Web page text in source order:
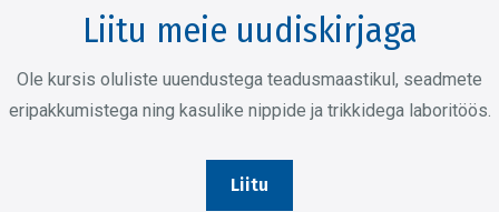
Valikuid
saab
teha
Liitu meie uudiskirjaga
Ole kursis oluliste uuendustega teadusmaastikul, seadmete
eripakkumistega ning kasulike nippide ja trikkidega laboritöös.
Liitu